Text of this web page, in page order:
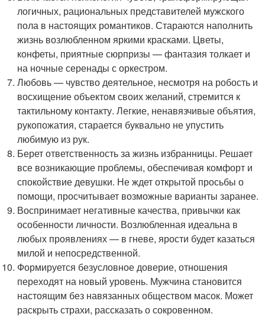
логичных, рациональных представителей мужского
пола в настоящих романтиков. Стараются наполнить
жизнь возлюбленном яркими красками. Цветы,
конфеты, приятные сюрпризы — фантазия толкает и
на ночные серенады с оркестром.
Любовь — чувство деятельное, несмотря на робость и
восхищение объектом своих желаний, стремится к
тактильному контакту. Легкие, ненавязчивые объятия,
рукопожатия, старается буквально не упустить
любимую из рук.
Берет ответственность за жизнь избранницы. Решает
все возникающие проблемы, обеспечивая комфорт и
спокойствие девушки. Не ждет открытой просьбы о
помощи, просчитывает возможные варианты заранее.
Воспринимает негативные качества, привычки как
особенности личности. Возлюбленная идеальна в
любых проявлениях — в гневе, ярости будет казаться
милой и непосредственной.
Формируется безусловное доверие, отношения
переходят на новый уровень. Мужчина становится
настоящим без навязанных обществом масок. Может
раскрыть страхи, рассказать о сокровенном.